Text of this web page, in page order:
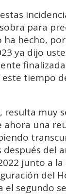
para
ha hecho,
ya dijo
tiempo
resulta muy
ahora una
después del
junto a
del
el segundo